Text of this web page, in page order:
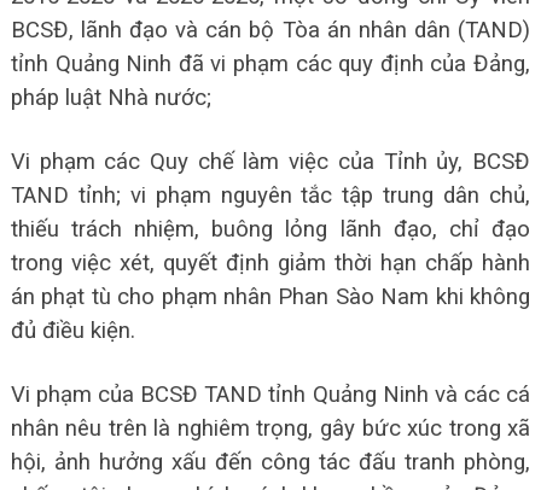
BCSĐ, lãnh đạo và cán bộ Tòa án nhân dân (TAND)
tỉnh Quảng Ninh đã vi phạm các quy định của Đảng,
pháp luật Nhà nước;
Vi phạm các Quy chế làm việc của Tỉnh ủy, BCSĐ
TAND tỉnh; vi phạm nguyên tắc tập trung dân chủ,
thiếu trách nhiệm, buông lỏng lãnh đạo, chỉ đạo
trong việc xét, quyết định giảm thời hạn chấp hành
án phạt tù cho phạm nhân Phan Sào Nam khi không
đủ điều kiện.
Vi phạm của BCSĐ TAND tỉnh Quảng Ninh và các cá
nhân nêu trên là nghiêm trọng, gây bức xúc trong xã
hội, ảnh hưởng xấu đến công tác đấu tranh phòng,